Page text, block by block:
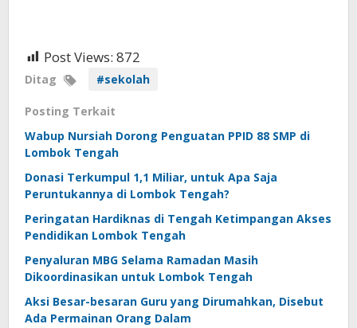
Post Views: 872
Ditag #sekolah
Posting Terkait
Wabup Nursiah Dorong Penguatan PPID 88 SMP di
Lombok Tengah
Donasi Terkumpul 1,1 Miliar, untuk Apa Saja
Peruntukannya di Lombok Tengah?
Peringatan Hardiknas di Tengah Ketimpangan Akses
Pendidikan Lombok Tengah
Penyaluran MBG Selama Ramadan Masih
Dikoordinasikan untuk Lombok Tengah
Aksi Besar-besaran Guru yang Dirumahkan, Disebut
Ada Permainan Orang Dalam